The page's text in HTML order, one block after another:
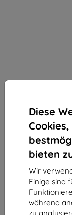
Diese
bieten
Wir
Einige sind
während
zu
3mk Silky
12 Pro
Geeignet für: